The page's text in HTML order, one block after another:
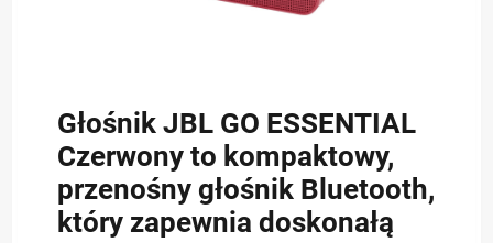
Głośnik JBL GO ESSENTIAL
Czerwony to kompaktowy,
przenośny głośnik Bluetooth,
który zapewnia doskonałą